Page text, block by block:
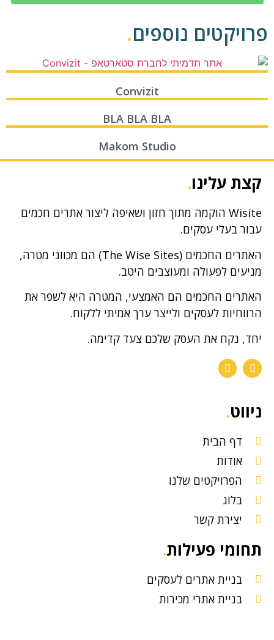
פרויקטים נוספים.
Convizit
BLA BLA BLA
Makom Studio
קצת עלינו.
Wisite הוקמה מתוך חזון ושאיפה ליצור אתרים חכמים
עבור בעלי עסקים.
האתרים החכמים (The Wise Sites) הם מכווני מטרה,
מניעים לפעולה ומעוצבים היטב.
האתרים החכמים הם האמצעי, המטרה היא לשפר את
הרווחיות לעסקים ולייצר ערך אמיתי ללקוח.
יחד, נקח את העסק שלכם צעד קדימה.
ניווט.
דף הבית
אודות
הפרויקטים שלנו
בלוג
יצירת קשר
תחומי פעילות.
בניית אתרים לעסקים
בניית אתרי מכירות